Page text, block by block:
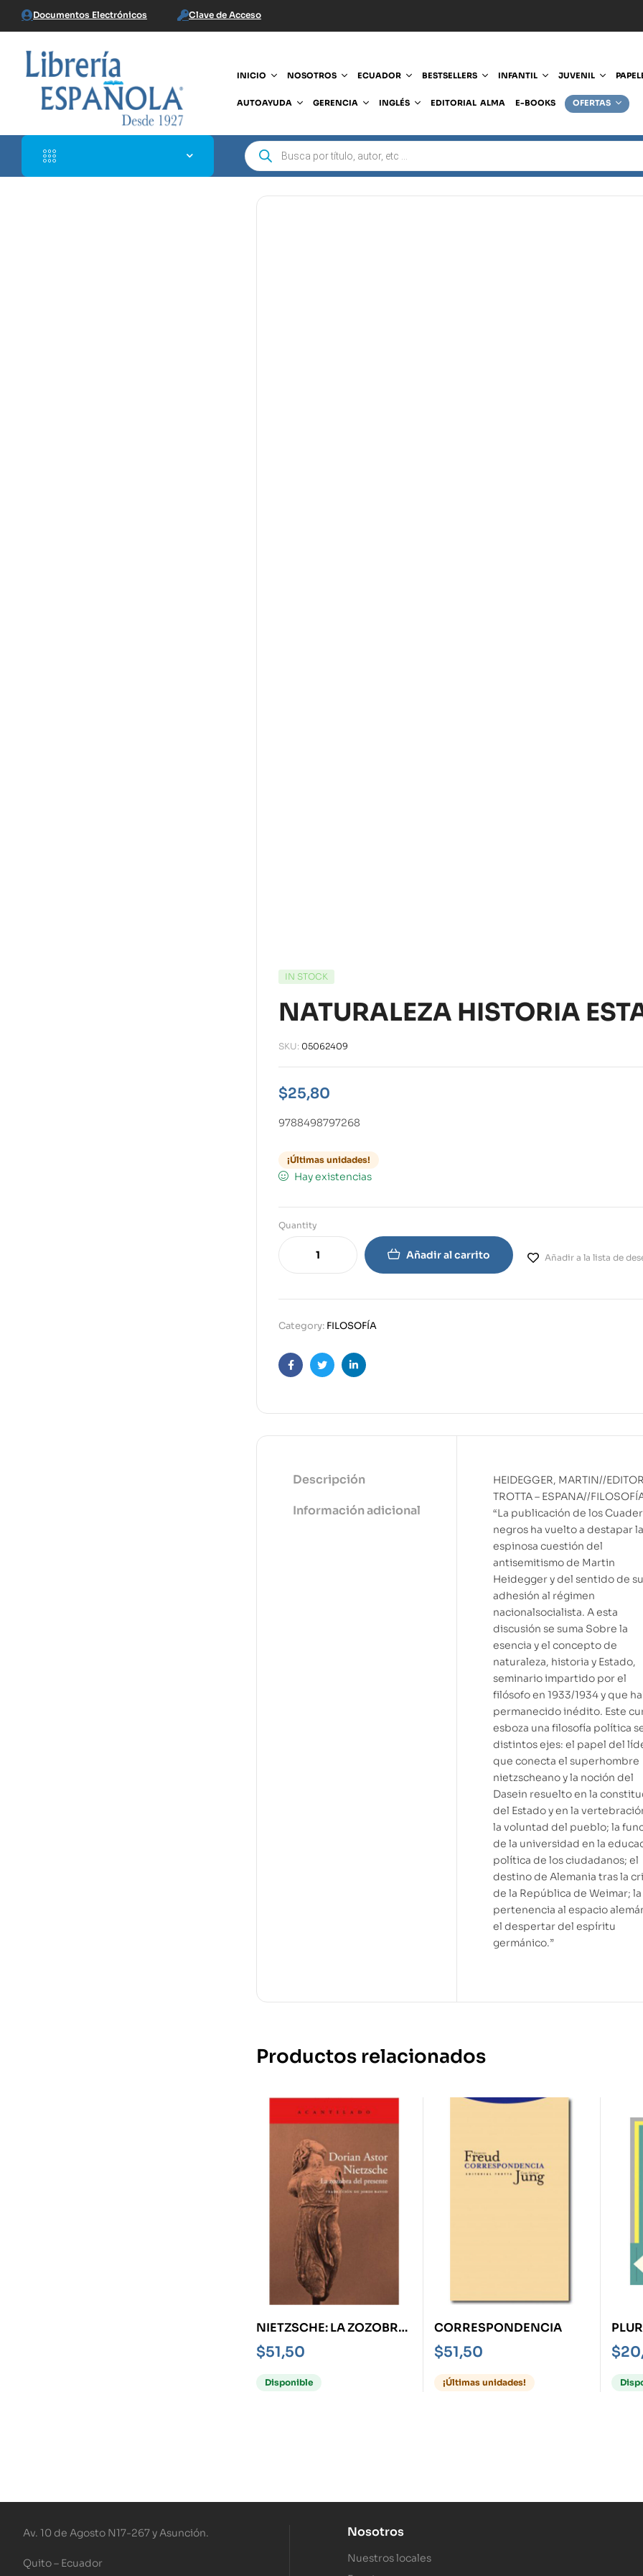
Documentos Electrónicos Clave de Acceso
INICIO NOSOTROS ECUADOR BESTSELLERS INFANTIL JUVENIL
AUTOAYUDA GERENCIA INGLÉS EDITORIAL ALMA E-BOOKS OFERTAS
IN STOCK
NATURALEZA HISTORIA
SKU: 05062409
$25,80
9788498797268
¡Últimas unidades!
Hay existencias
Quantity
Añadir al carrito Añadir a la lista de
Category: FILOSOFÍA
FacebookTwitterLinkedin
Descripción
Información adicional
HEIDEGGER, MARTIN//
TROTTA – ESPANA//
“La publicación de los
negros ha vuelto a destapar la
espinosa cuestión del
antisemitismo de Martin
Heidegger y del sentido de su
adhesión al régimen
nacionalsocialista. A esta
discusión se suma Sobre la
esencia y el concepto de
naturaleza, historia y Estado,
seminario impartido por el
filósofo en 1933/1934 y que
permanecido inédito. Este
esboza una filosofía política
distintos ejes: el papel del
que conecta el superhombre
nietzscheano y la noción del
Dasein resuelto en la
del Estado y en la
la voluntad del pueblo; la
de la universidad en la
política de los ciudadanos; el
destino de Alemania tras la
de la República de Weimar; la
pertenencia al espacio
el despertar del espíritu
germánico.”
Productos relacionados
NIETZSCHE: LA ZOZOBRA
DEL PRESENTE
$51,50
Disponible
CORRESPONDENCIA
$51,50
¡Últimas unidades!
$
Av. 10 de Agosto N17-267 y Asunción.
Quito – Ecuador
Nosotros
Nuestros locales